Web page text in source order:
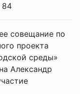
84
совещание по
проекта
среды»
Александр